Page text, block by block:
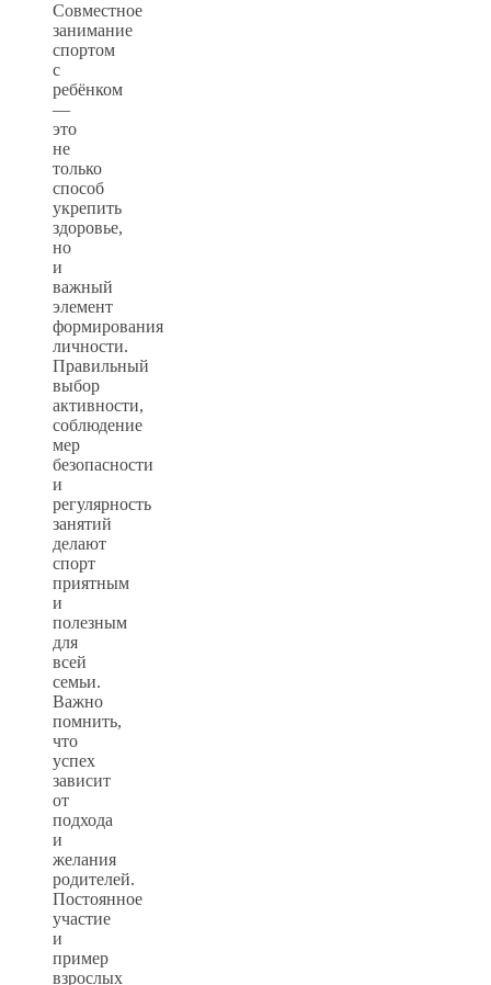
Совместное
занимание
спортом
с
ребёнком
—
это
не
только
способ
укрепить
здоровье,
но
и
важный
элемент
формирования
личности.
Правильный
выбор
активности,
соблюдение
мер
безопасности
и
регулярность
занятий
делают
спорт
приятным
и
полезным
для
всей
семьи.
Важно
помнить,
что
успех
зависит
от
подхода
и
желания
родителей.
Постоянное
участие
и
пример
взрослых